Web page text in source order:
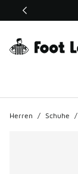
Dieser Link öffnet
Herren / Schuhe /